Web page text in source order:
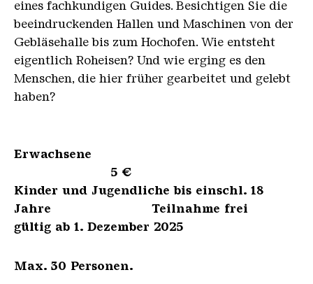
eines fachkundigen Guides. Besichtigen Sie die
beeindruckenden Hallen und Maschinen von der
Gebläsehalle bis zum Hochofen. Wie entsteht
eigentlich Roheisen? Und wie erging es den
Menschen, die hier früher gearbeitet und gelebt
haben?
Erwachsene
5 €
Kinder und Jugendliche bis einschl. 18
Jahre Teilnahme frei
gültig ab 1. Dezember 2025
Max. 30 Personen.